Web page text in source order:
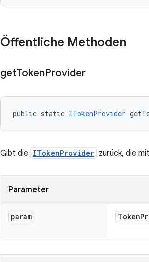
Öffentliche Methoden
getTokenProvider
public static ITokenProvider
Gibt die ITokenProvider zurück, die
Parameter
param Token